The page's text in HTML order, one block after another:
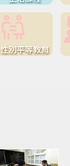
性別平等教育